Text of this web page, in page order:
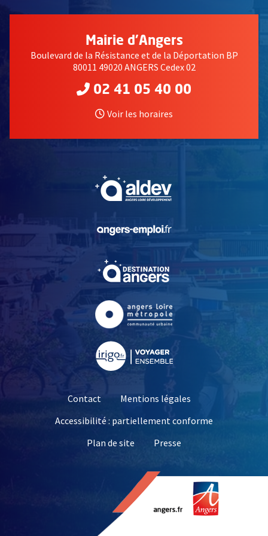
Mairie d'Angers
Boulevard de la Résistance et de la Déportation BP
80011 49020 ANGERS Cedex 02
02 41 05 40 00
Voir les horaires
, Ouvre une nouvelle
, Ouvre une nouvelle
Contact
Mentions légales
Accessibilité : partiellement conforme
Plan de site
Presse